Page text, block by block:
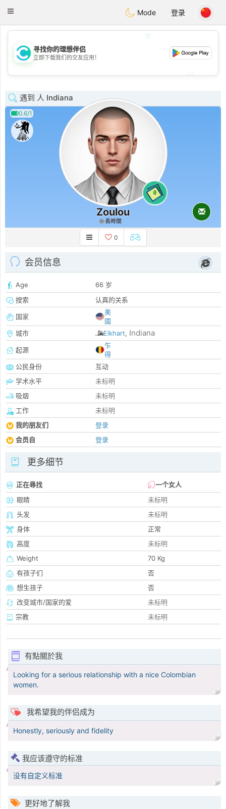
Citas
Toggle
Mode 登录
💖
寻找你的理想伴侣
立即下载我们的交友应用！
遇到 人 Indiana
0.6/1
0
Zoulou
長時間
0
会员信息
Age
66 岁
搜索
认真的关系
国家
美
國
城市
Elkhart, Indiana
起源
乍
得
公民身份
互动
学术水平
未标明
吸烟
未标明
工作
未标明
我的朋友们
登录
会员自
登录
更多细节
正在尋找
一个女人
眼睛
未标明
头发
未标明
身体
正常
高度
未标明
Weight
70 Kg
有孩子们
否
想生孩子
否
改变城市/国家的爱
未标明
宗教
未标明
有點關於我
Looking for a serious relationship with a nice Colombian
women.
我希望我的伴侣成为
Honestly, seriously and fidelity
我应该遵守的标准
没有自定义标准
更好地了解我